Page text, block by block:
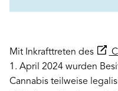
Mit Inkrafttreten des
1. April 2024 wurden
Cannabis teilweise